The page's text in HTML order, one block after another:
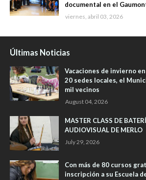
documental en el
viernes, abril 03, 2026
Últimas Noticias
Vacaciones de invierno
20 sedes locales, el
mil vecinos
August 04, 2026
MASTER CLASS DE
AUDIOVISUAL DE MERLO
July 29, 2026
Con más de 80 cursos
inscripción a su Escuela